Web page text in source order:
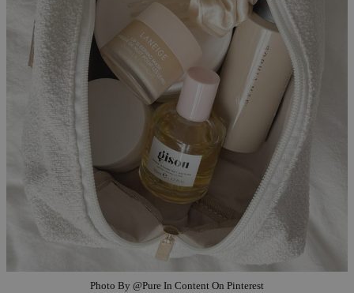
Photo By @Pure In Content On Pinterest